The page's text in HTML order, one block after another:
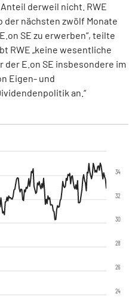
derweil nicht. RWE
der nächsten zwölf Monate
SE zu erwerben“, teilte
RWE „keine wesentliche
E.on SE insbesondere im
Eigen- und
an.“
24
26
28
30
32
34